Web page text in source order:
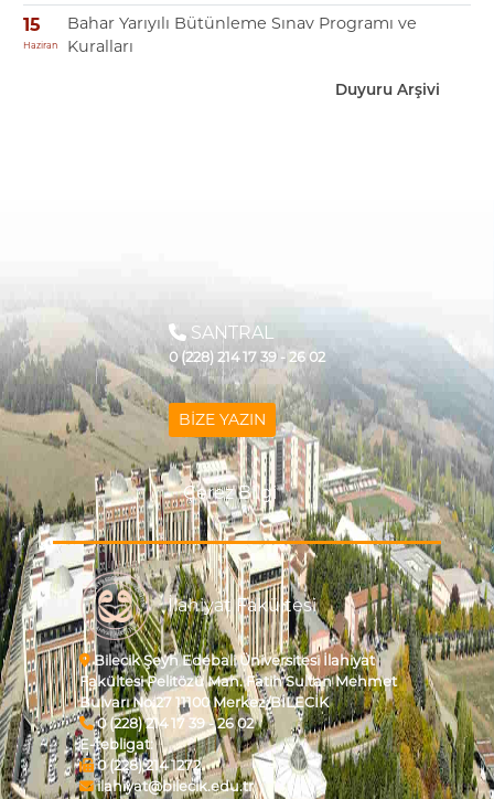
15
Haziran
Bahar Yarıyılı Bütünleme Sınav Programı ve
Kuralları
Duyuru Arşivi
İlahiyat Fakültesi
Bilecik Şeyh Edebali Üniversitesi İlahiyat
Fakültesi Pelitözü Mah. Fatih Sultan Mehmet
Bulvarı No:27 11100 Merkez/BİLECİK
0 (228) 214 17 39 - 26 02
E-tebligat:
0 (228) 214 1272
ilahiyat@bilecik.edu.tr
SANTRAL
0 (228) 214 17 39 - 26 02
BİZE YAZIN
Çerez Bilgi